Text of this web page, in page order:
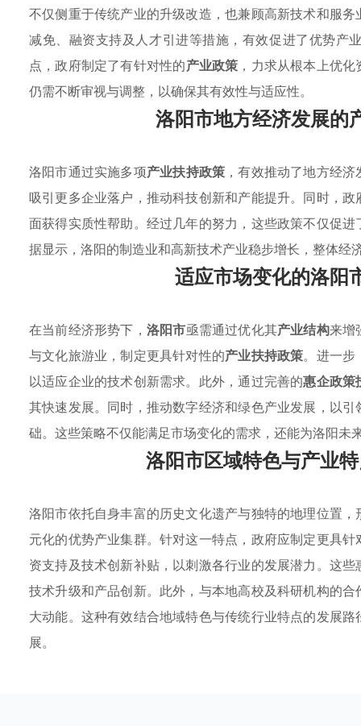
不仅侧重于传统产业的升级改造，也兼顾高新技术和服
减免、融资支持及人才引进等措施，有效促进了优势产
点，政府制定了有针对性的产业政策 ，力求从根本上优
仍需不断审视与调整，以确保其有效性与适应性。
洛阳市地方经济发展的
洛阳市通过实施多项产业扶持政策 ，有效推动了地方经
吸引更多企业落户，推动科技创新和产能提升。同时，政
面获得实质性帮助。经过几年的努力，这些政策不仅促
据显示，洛阳的制造业和高新技术产业稳步增长，整体经
适应市场变化的洛阳
在当前经济形势下， 洛阳市亟需通过优化其产业结构来增
与文化旅游业，制定更具针对性的产业扶持政策。进一步
以适应企业的技术创新需求。此外，通过完善的惠企政策
其快速发展。同时，推动数字经济和绿色产业发展，以
础。这些策略不仅能满足市场变化的需求，还能为洛阳未
洛阳市区域特色与产业
洛阳市依托自身丰富的历史文化遗产与独特的地理位置，
元化的优势产业集群。针对这一特点，政府应制定更具针
资支持及技术创新补贴，以刺激各行业的发展潜力。这
技术升级和产品创新。此外，与本地高校及科研机构的
大动能。这种有效结合地域特色与传统行业特点的发展
展。